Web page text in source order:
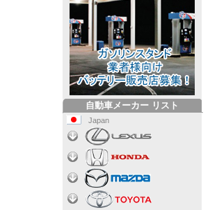
自動車メーカー リスト
Japan